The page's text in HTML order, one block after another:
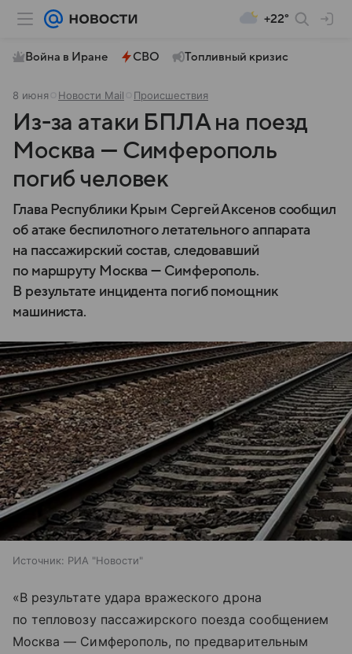
+22°
Война в Иране СВО Топливный кризис
8 июня Новости Mail Происшествия
Из-за атаки БПЛА на поезд
Москва — Симферополь
погиб человек
Глава Республики Крым Сергей Аксенов сообщил
об атаке беспилотного летательного аппарата
на пассажирский состав, следовавший
по маршруту Москва — Симферополь.
В результате инцидента погиб помощник
машиниста.
Источник: РИА "Новости"
«В результате удара вражеского дрона
по тепловозу пассажирского поезда сообщением
Москва — Симферополь, по предварительным